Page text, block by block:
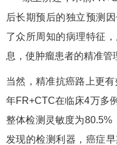
后长期预后的独立预测
了众所周知的病理特征
息，使肿瘤患者的精准管
当然，精准抗癌路上更
年FR+CTC在临床4万多
整体检测灵敏度为80.5%
发现的检测利器，癌症